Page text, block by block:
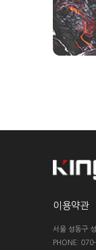
이용약관
서울 성동구
PHONE: